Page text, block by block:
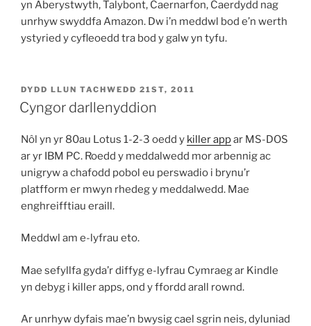
yn Aberystwyth, Talybont, Caernarfon, Caerdydd nag
unrhyw swyddfa Amazon. Dw i’n meddwl bod e’n werth
ystyried y cyfleoedd tra bod y galw yn tyfu.
COFNODWYD
AR
DYDD LLUN TACHWEDD 21ST, 2011
Cyngor darllenyddion
Nôl yn yr 80au Lotus 1-2-3 oedd y killer appar MS-DOS
ar yr IBM PC. Roedd y meddalwedd mor arbennig ac
unigryw a chafodd pobol eu perswadio i brynu’r
platfform er mwyn rhedeg y meddalwedd. Mae
enghreifftiau eraill.
Meddwl am e-lyfrau eto.
Mae sefyllfa gyda’r diffyg e-lyfrau Cymraeg ar Kindle
yn debyg i killer apps, ond y ffordd arall rownd.
Ar unrhyw dyfais mae’n bwysig cael sgrin neis, dyluniad